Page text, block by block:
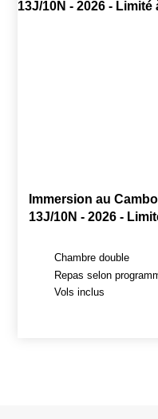
Immersion au
13J/10N - 2026 -
Chambre double
Repas selon
Vols inclus